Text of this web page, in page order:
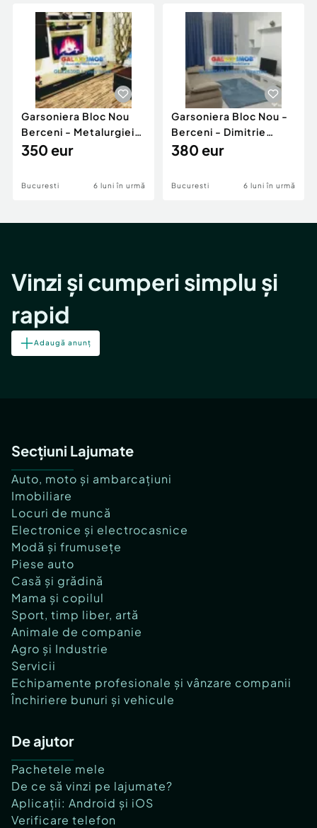
Servicii
Animale de companie
Afaceri și echipamente profesionale
Inchiriere Bunuri si Vehicule
Utilaje agricole si industriale
Piese auto si accesorii
Dacia Duster
Garsoniera Bloc Nou
Berceni - Metalurgiei
Park - Postalionul
350 eur
Bucuresti 6 luni în urmă
Garsoniera Bloc Nou -
Berceni - Dimitrie
Leonida
380 eur
Bucuresti 6 luni în urmă
Vinzi și cumperi simplu și
rapid
Adaugă anunț
Secțiuni Lajumate
Auto, moto și ambarcațiuni
Imobiliare
Locuri de muncă
Electronice și electrocasnice
Modă și frumusețe
Piese auto
Casă și grădină
Mama și copilul
Sport, timp liber, artă
Animale de companie
Agro și Industrie
Servicii
Echipamente profesionale și vânzare companii
Închiriere bunuri și vehicule
De ajutor
Pachetele mele
De ce să vinzi pe lajumate?
Aplicații: Android și iOS
Verificare telefon